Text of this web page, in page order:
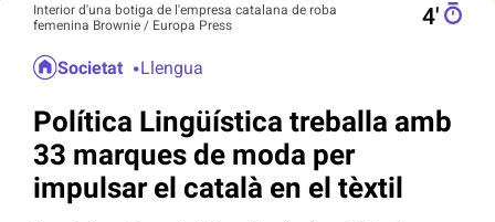
Interior d'una botiga de l'empresa catalana de roba
femenina Brownie / Europa Press
4′
Societat Llengua
Política Lingüística treballa amb
33 marques de moda per
impulsar el català en el tèxtil